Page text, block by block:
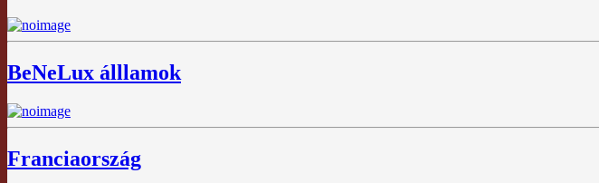
BeNeLux álllamok
Franciaország